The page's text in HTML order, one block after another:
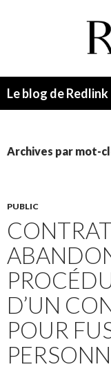
Le blog de Redlink
Archives par mot-
PUBLIC
D’UN
POUR